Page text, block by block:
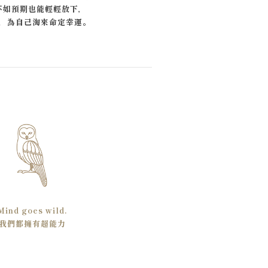
預期也能輕輕放下，
為自己淘來命定幸運。
goes wild.
們都擁有超能力